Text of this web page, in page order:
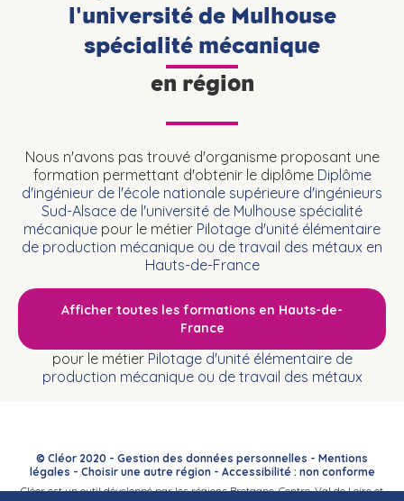
l'université de Mulhouse
spécialité mécanique
en région
Nous n'avons pas trouvé d'organisme proposant une
formation permettant d'obtenir le diplôme Diplôme
d'ingénieur de l'école nationale supérieure d'ingénieurs
Sud-Alsace de l'université de Mulhouse spécialité
mécanique pour le métier Pilotage d'unité élémentaire
de production mécanique ou de travail des métaux en
Hauts-de-France
Afficher toutes les formations en Hauts-de-
France
pour le métier Pilotage d'unité élémentaire de
production mécanique ou de travail des métaux
© Cléor 2020 - Gestion des données personnelles - Mentions
légales - Choisir une autre région- Accessibilité : non conforme
Cléor est un outil développé par les régions Bretagne, Centre-Val de Loire et